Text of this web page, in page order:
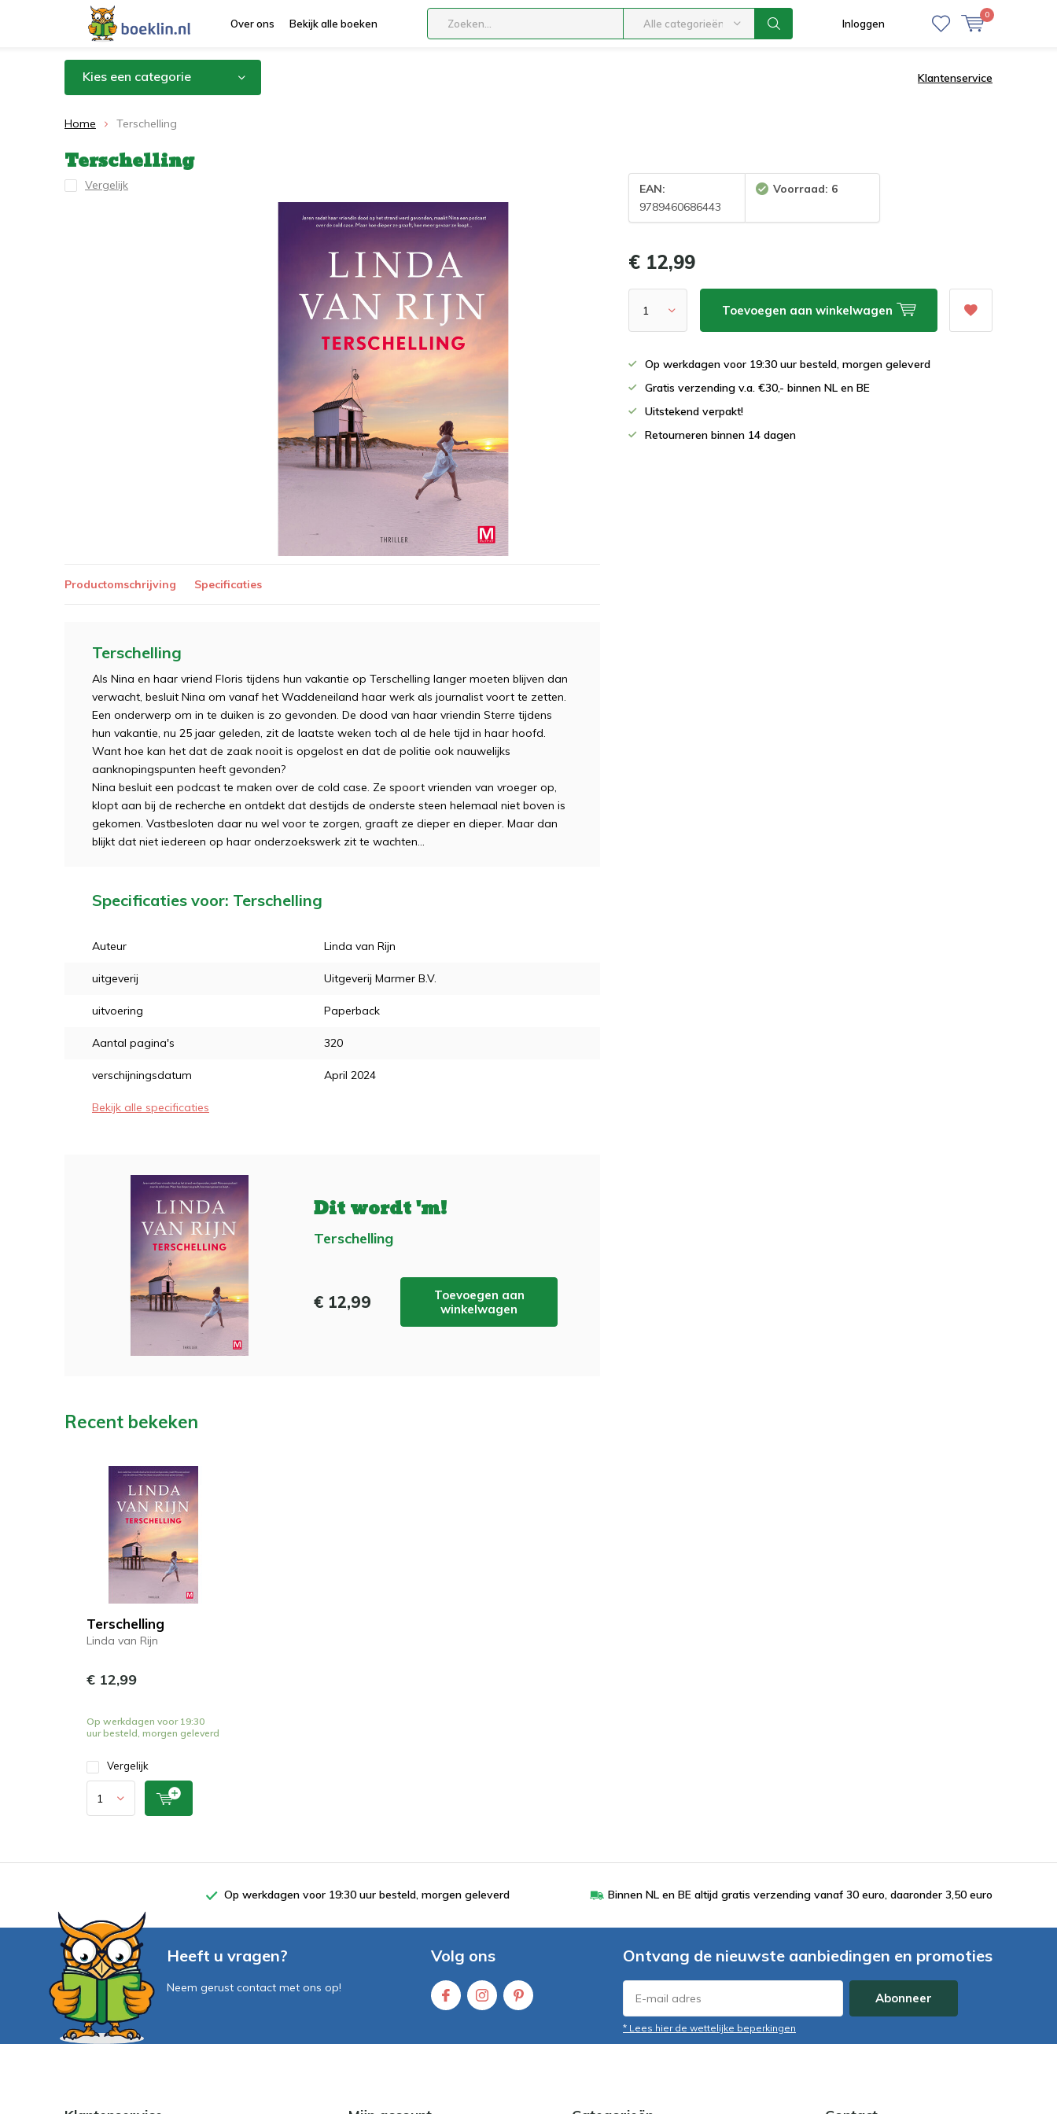
Over ons Bekijk alle boeken Alle categorieën Inloggen
0
Kies een categorie Klantenservice
Home Terschelling
Terschelling
Vergelijk
EAN:
9789460686443
Voorraad: 6
€ 12,99
Toevoegen aan winkelwagen
Op werkdagen voor 19:30 uur besteld, morgen geleverd
Gratis verzending v.a. €30,- binnen NL en BE
Uitstekend verpakt!
Retourneren binnen 14 dagen
Productomschrijving Specificaties
Terschelling
Als Nina en haar vriend Floris tijdens hun vakantie op Terschelling langer moeten blijven dan
verwacht, besluit Nina om vanaf het Waddeneiland haar werk als journalist voort te zetten.
Een onderwerp om in te duiken is zo gevonden. De dood van haar vriendin Sterre tijdens
hun vakantie, nu 25 jaar geleden, zit de laatste weken toch al de hele tijd in haar hoofd.
Want hoe kan het dat de zaak nooit is opgelost en dat de politie ook nauwelijks
aanknopingspunten heeft gevonden?
Nina besluit een podcast te maken over de cold case. Ze spoort vrienden van vroeger op,
klopt aan bij de recherche en ontdekt dat destijds de onderste steen helemaal niet boven is
gekomen. Vastbesloten daar nu wel voor te zorgen, graaft ze dieper en dieper. Maar dan
blijkt dat niet iedereen op haar onderzoekswerk zit te wachten...
Specificaties voor: Terschelling
Auteur Linda van Rijn
uitgeverij Uitgeverij Marmer B.V.
uitvoering Paperback
Aantal pagina's 320
verschijningsdatum April 2024
Bekijk alle specificaties
Dit wordt 'm!
Terschelling
€ 12,99
Toevoegen aan
winkelwagen
Recent bekeken
Terschelling
Linda van Rijn
€ 12,99
Op werkdagen voor 19:30
uur besteld, morgen geleverd
Vergelijk
Op werkdagen voor 19:30 uur besteld, morgen geleverd Binnen NL en BE altijd gratis verzending vanaf 30 euro, daaronder 3,50 euro
Heeft u vragen?
Neem gerust contact met ons op!
Volg ons Ontvang de nieuwste aanbiedingen en promoties
Abonneer
* Lees hier de wettelijke beperkingen